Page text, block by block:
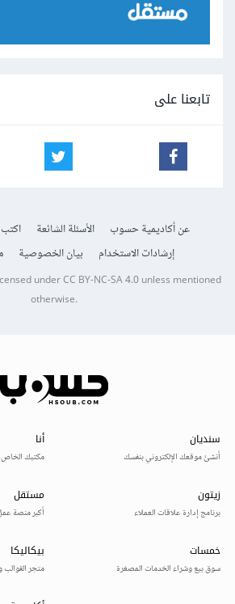
تابعنا على
عن أكاديمية حسوب الأسئلة الشائعة اكتب
إرشادات الاستخدام
بيان الخصوصية
underCC BY-NC-SA 4.0unless mentioned
otherwise.